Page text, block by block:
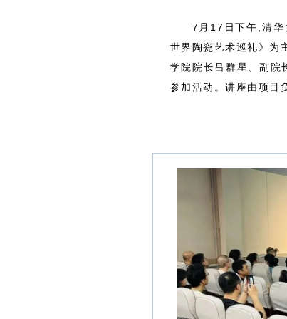
7月17日下午,清华
世界陶瓷艺术巡礼》为
学院院长吕群星、副院
参加活动。讲座由项目